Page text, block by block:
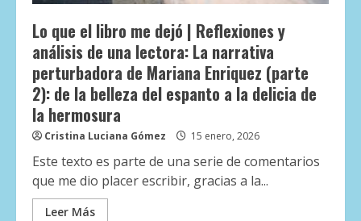
Lo que el libro me dejó | Reflexiones y
análisis de una lectora: La narrativa
perturbadora de Mariana Enriquez (parte
2): de la belleza del espanto a la delicia de
la hermosura
Cristina Luciana Gómez 15 enero, 2026
Este texto es parte de una serie de comentarios
que me dio placer escribir, gracias a la...
Leer Más